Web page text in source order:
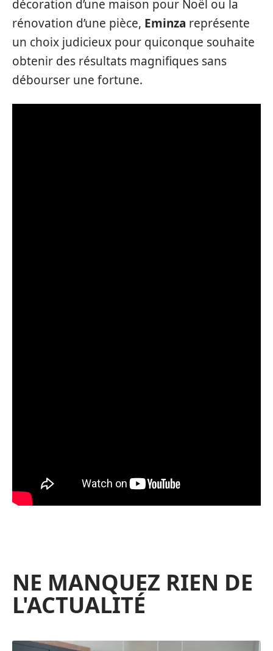
décoration d’une maison pour Noël ou la
rénovation d’une pièce, Eminza représente
un choix judicieux pour quiconque souhaite
obtenir des résultats magnifiques sans
débourser une fortune.
NE MANQUEZ RIEN DE
L'ACTUALITÉ